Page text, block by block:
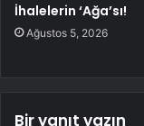
İhalelerin ‘Ağa’sı!
Ağustos 5, 2026
Bir yanıt yazın